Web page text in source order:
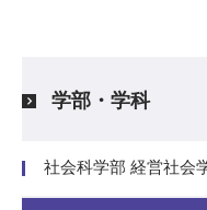
学部・学科
社会科学部 経営社会